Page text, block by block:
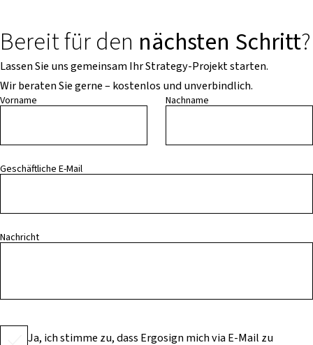
Bereit für den nächsten Schritt?
Lassen Sie uns gemeinsam Ihr Strategy-Projekt starten.
Wir beraten Sie gerne – kostenlos und unverbindlich.
Vorname Nachname
Geschäftliche E-Mail
Nachricht
Ja, ich stimme zu, dass Ergosign mich via E-Mail zu